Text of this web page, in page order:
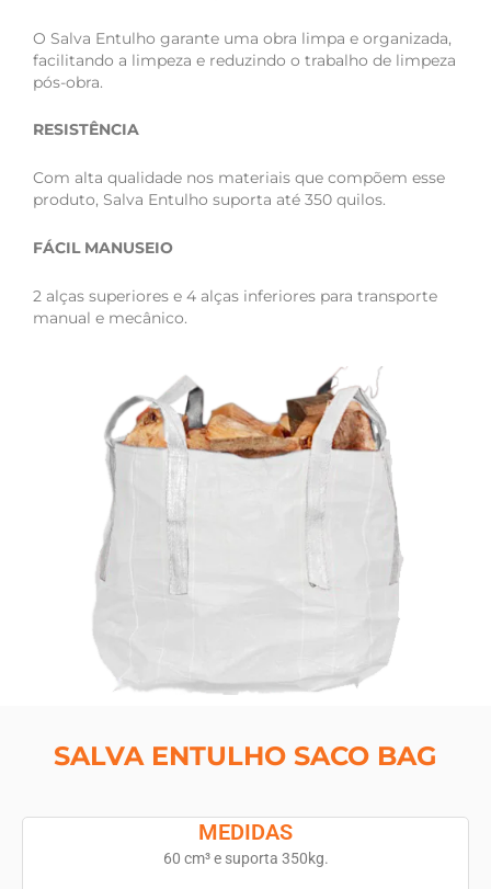
O Salva Entulho garante uma obra limpa e organizada,
facilitando a limpeza e reduzindo o trabalho de limpeza
pós-obra.
RESISTÊNCIA
Com alta qualidade nos materiais que compõem esse
produto, Salva Entulho suporta até 350 quilos.
FÁCIL MANUSEIO
2 alças superiores e 4 alças inferiores para transporte
manual e mecânico.
SALVA ENTULHO SACO BAG
MEDIDAS
60 cm³ e suporta 350kg.